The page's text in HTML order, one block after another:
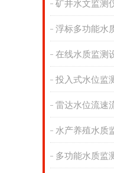
矿井水文监测
浮标多功能水
在线水质监测
投入式水位监
雷达水位流速
水产养殖水质
多功能水质监